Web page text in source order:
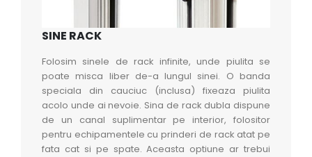
SINE RACK
Folosim sinele de rack infinite, unde piulita se
poate misca liber de-a lungul sinei. O banda
speciala din cauciuc (inclusa) fixeaza piulita
acolo unde ai nevoie. Sina de rack dubla dispune
de un canal suplimentar pe interior, folositor
pentru echipamentele cu prinderi de rack atat pe
fata cat si pe spate. Aceasta optiune ar trebui